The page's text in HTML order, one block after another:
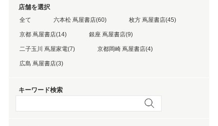
店舗を選択
全て 六本松 蔦屋書店(60) 枚方 蔦屋書店(45)
京都 蔦屋書店(14) 銀座 蔦屋書店(9)
二子玉川 蔦屋家電(7) 京都岡崎 蔦屋書店(4)
広島 蔦屋書店(3)
キーワード検索